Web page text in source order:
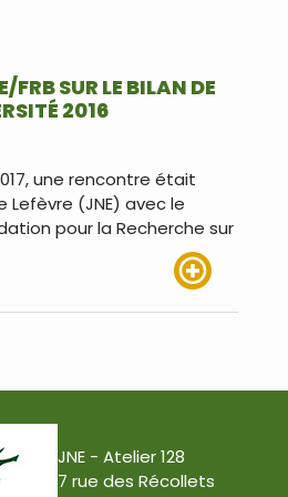
FRB SUR LE BILAN DE
2016
une rencontre était
Lefèvre (JNE) avec le
pour la Recherche sur
JNE - Atelier 128
7 rue des Récollets